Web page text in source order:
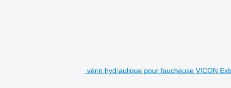
vérin hydraulique pour faucheuse VICON